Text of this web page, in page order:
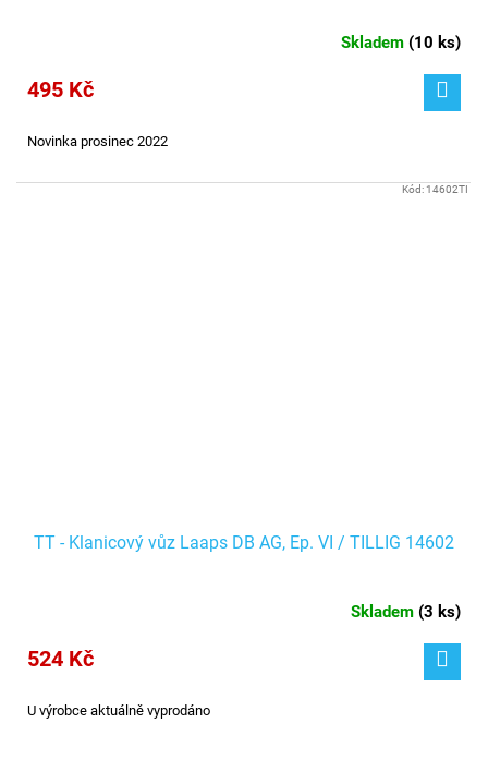
Skladem (10 ks)
495 Kč
Novinka prosinec 2022
TT - Klanicový vůz Laaps DB AG, Ep. VI / TILLIG 14602
Skladem (3 ks)
524 Kč
U výrobce aktuálně vyprodáno
Kód: 14602TI